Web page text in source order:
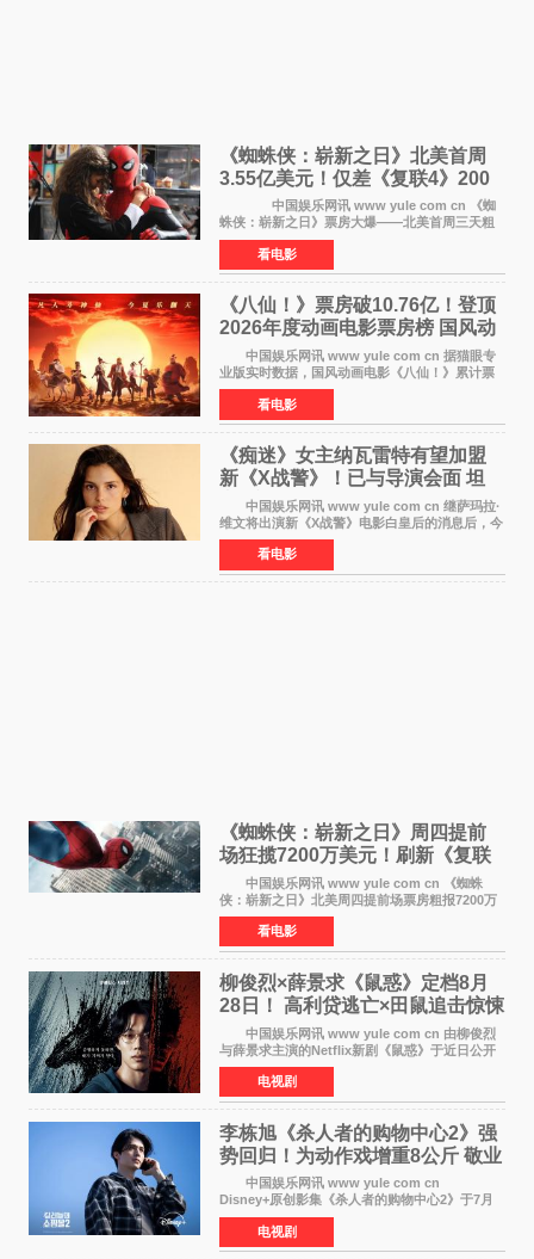
《蜘蛛侠：崭新之日》北美首周
3.55亿美元！仅差《复联4》200
万 影史第二全球开画
中国娱乐网讯 www yule com cn 《蜘
蛛侠：崭新之日》票房大爆——北美首周三天粗
报3 55亿美元，仅比影史最高北美开画《复仇者
联盟4：终局之战》的3 571亿美元少200万出头，
精报调整后仍
看电影
《八仙！》票房破10.76亿！登顶
2026年度动画电影票房榜 国风动
画逆袭暑期档
中国娱乐网讯 www yule com cn 据猫眼专
业版实时数据，国风动画电影《八仙！》累计票
房突破10 76亿元，超过《熊出没·年年有熊》，
暂列2026年度动画影片票房榜冠军。该片自暑期
档登陆院线以
看电影
《痴迷》女主纳瓦雷特有望加盟
新《X战警》！已与导演会面 坦
言“魔形女一直很酷”
中国娱乐网讯 www yule com cn 继萨玛拉·
维文将出演新《X战警》电影白皇后的消息后，今
年暑期档大热恐怖片《痴迷》女主角印达·纳瓦雷
特也有望加盟这部备受瞩目的漫威新作——目前
还处于有
看电影
《蜘蛛侠：崭新之日》周四提前
场狂揽7200万美元！刷新《复联
4》保持影史纪录
中国娱乐网讯 www yule com cn 《蜘蛛
侠：崭新之日》北美周四提前场票房粗报7200万
美元，创下影史单片北美提前场票房新纪录——
此前该纪录由《复仇者联盟4：终局之战》的6000
万美元保持，本
看电影
柳俊烈×薛景求《鼠惑》定档8月
28日！ 高利贷逃亡×田鼠追击惊悚
来袭
中国娱乐网讯 www yule com cn 由柳俊烈
与薛景求主演的Netflix新剧《鼠惑》于近日公开
主海报，正式定档8月28日上线。 海报中，柳
俊烈与薛景求背对背站立，各自朝向相反方向，
幽暗的色调与
电视剧
李栋旭《杀人者的购物中心2》强
势回归！为动作戏增重8公斤 敬业
获赞
中国娱乐网讯 www yule com cn
Disney+原创影集《杀人者的购物中心2》于7月
22日正式上线，由男神李栋旭主演的郑进湾以2 0
完全体强势回归。该剧第一季曾被《纽约时报》
评选为全球最佳影集之一
电视剧